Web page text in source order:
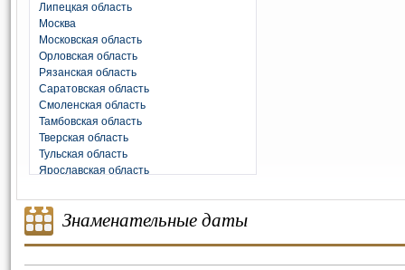
Липецкая область
Москва
Московская область
Орловская область
Рязанская область
Саратовская область
Смоленская область
Тамбовская область
Тверская область
Тульская область
Ярославская область
Знаменательные даты